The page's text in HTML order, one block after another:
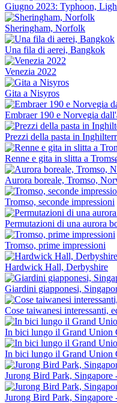
Giugno 2023: Typhoon,
Sheringham, Norfolk
Una fila di aerei, Bangkok
Venezia 2022
Gita a Nisyros
Embraer 190 e Norvegia
Prezzi della pasta in
Renne e gita in slitta a
Aurora boreale, Tromso,
Tromso, seconde impressioni
Permutazioni di una aurora
Tromso, prime impressioni
Hardwick Hall, Derbyshire
Giardini giapponesi,
Cose taiwanesi interessanti,
In bici lungo il Grand Union
In bici lungo il Grand Union
Jurong Bird Park, Singapore
Jurong Bird Park, Singapore